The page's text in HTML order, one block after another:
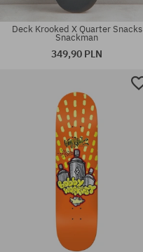
Dostępne rozmiary:
Deck Krooked X Quarter Snacks
Snackman
349,90 PLN